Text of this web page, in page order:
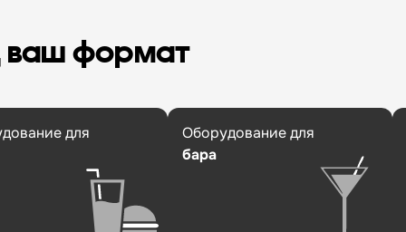
ваш формат
для
Оборудование для
бара